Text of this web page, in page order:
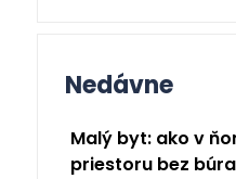
Nedávne
Malý byt: ako v
priestoru bez